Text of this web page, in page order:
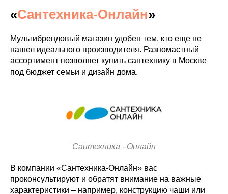
«Сантехника-Онлайн»
Мультибрендовый магазин удобен тем, кто еще не
нашел идеального производителя. Разномастный
ассортимент позволяет купить сантехнику в Москве
под бюджет семьи и дизайн дома.
Сантехника - Онлайн
В компании «Сантехника-Онлайн» вас
проконсультируют и обратят внимание на важные
характеристики – например, конструкцию чаши или